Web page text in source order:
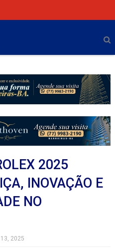
2025
INOVAÇÃO E
NO
13, 2025